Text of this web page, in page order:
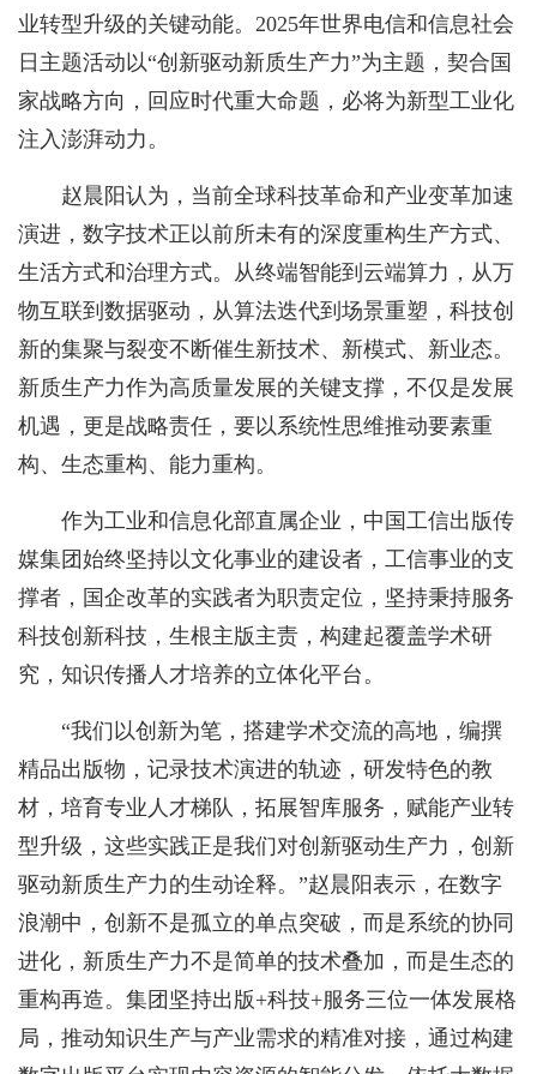
业转型升级的关键动能。2025年世界电信和信息社会
日主题活动以“创新驱动新质生产力”为主题，契合国
家战略方向，回应时代重大命题，必将为新型工业化
注入澎湃动力。
赵晨阳认为，当前全球科技革命和产业变革加速
演进，数字技术正以前所未有的深度重构生产方式、
生活方式和治理方式。从终端智能到云端算力，从万
物互联到数据驱动，从算法迭代到场景重塑，科技创
新的集聚与裂变不断催生新技术、新模式、新业态。
新质生产力作为高质量发展的关键支撑，不仅是发展
机遇，更是战略责任，要以系统性思维推动要素重
构、生态重构、能力重构。
作为工业和信息化部直属企业，中国工信出版传
媒集团始终坚持以文化事业的建设者，工信事业的支
撑者，国企改革的实践者为职责定位，坚持秉持服务
科技创新科技，生根主版主责，构建起覆盖学术研
究，知识传播人才培养的立体化平台。
“我们以创新为笔，搭建学术交流的高地，编撰
精品出版物，记录技术演进的轨迹，研发特色的教
材，培育专业人才梯队，拓展智库服务，赋能产业转
型升级，这些实践正是我们对创新驱动生产力，创新
驱动新质生产力的生动诠释。”赵晨阳表示，在数字
浪潮中，创新不是孤立的单点突破，而是系统的协同
进化，新质生产力不是简单的技术叠加，而是生态的
重构再造。集团坚持出版+科技+服务三位一体发展格
局，推动知识生产与产业需求的精准对接，通过构建